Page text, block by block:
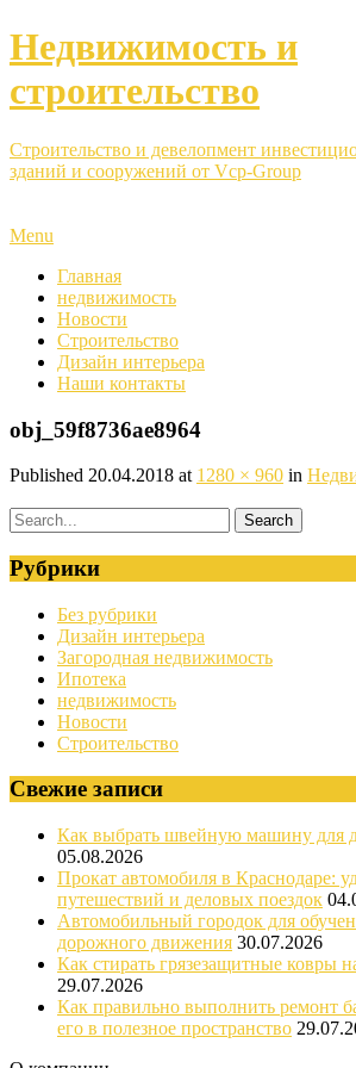
Недвижимость и
строительство
Строительство и девелопмент
зданий и сооружений от Vcp-Group
Menu
Главная
недвижимость
Новости
Строительство
Дизайн интерьера
Наши контакты
obj_59f8736ae8964
Published 20.04.2018 at 1280 × 960 in
Рубрики
Без рубрики
Дизайн интерьера
Загородная недвижимость
Ипотека
недвижимость
Новости
Строительство
Свежие записи
Как выбрать швейную машину для
05.08.2026
Прокат автомобиля в Краснодаре:
путешествий и деловых поездок
Автомобильный городок для
дорожного движения 30.07.2026
Как стирать грязезащитные ковры
29.07.2026
Как правильно выполнить ремонт
его в полезное пространство